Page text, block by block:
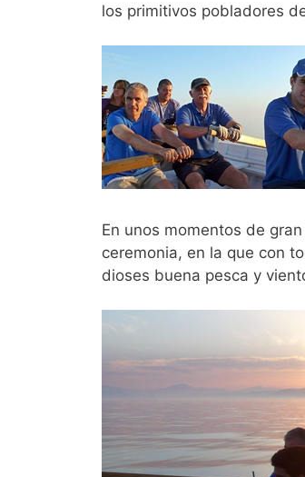
los primitivos pobladores
En unos momentos de
ceremonia, en la que con
dioses buena pesca y